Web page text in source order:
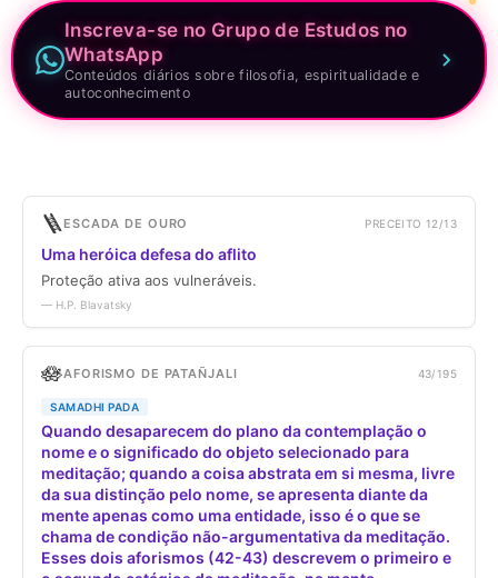
Inscreva-se no Grupo de Estudos no
WhatsApp
Conteúdos diários sobre filosofia, espiritualidade e
autoconhecimento